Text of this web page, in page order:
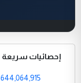
إحصائيات سريعة
644,064,915